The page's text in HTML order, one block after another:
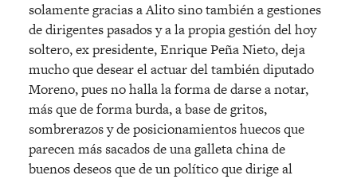
solamente gracias a Alito sino también a gestiones
de dirigentes pasados y a la propia gestión del hoy
soltero, ex presidente, Enrique Peña Nieto, deja
mucho que desear el actuar del también diputado
Moreno, pues no halla la forma de darse a notar,
más que de forma burda, a base de gritos,
sombrerazos y de posicionamientos huecos que
parecen más sacados de una galleta china de
buenos deseos que de un político que dirige al